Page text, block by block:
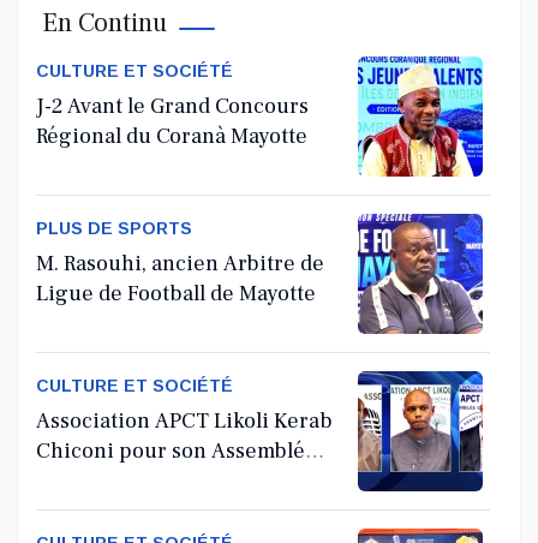
Jul 11, 2026
En Continu
CULTURE ET SOCIÉTÉ
J-2 Avant le Grand Concours
Régional du Coranà Mayotte
PLUS DE SPORTS
M. Rasouhi, ancien Arbitre de
Ligue de Football de Mayotte
CULTURE ET SOCIÉTÉ
Association APCT Likoli Kerab
Chiconi pour son Assemblée